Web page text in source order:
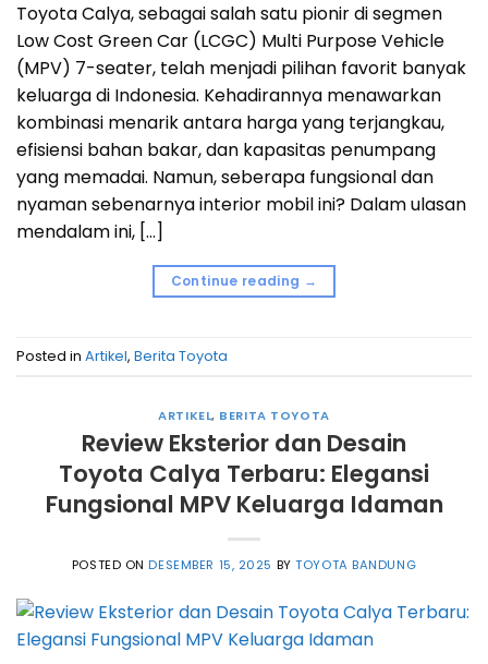
Toyota Calya, sebagai salah satu pionir di segmen
Low Cost Green Car (LCGC) Multi Purpose Vehicle
(MPV) 7-seater, telah menjadi pilihan favorit banyak
keluarga di Indonesia. Kehadirannya menawarkan
kombinasi menarik antara harga yang terjangkau,
efisiensi bahan bakar, dan kapasitas penumpang
yang memadai. Namun, seberapa fungsional dan
nyaman sebenarnya interior mobil ini? Dalam ulasan
mendalam ini, […]
Continue reading →
Posted in Artikel, Berita Toyota
ARTIKEL, BERITA TOYOTA
Review Eksterior dan Desain
Toyota Calya Terbaru: Elegansi
Fungsional MPV Keluarga Idaman
POSTED ONDESEMBER 15, 2025 BYTOYOTA BANDUNG